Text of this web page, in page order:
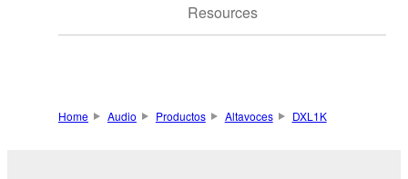
Resources
Home Audio Productos Altavoces DXL1K